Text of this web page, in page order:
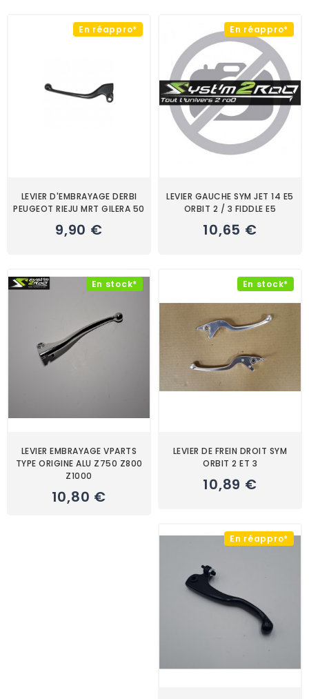
En réappro*
LEVIER D'EMBRAYAGE DERBI
PEUGEOT RIEJU MRT GILERA 50
9,90 €
En réappro*
LEVIER GAUCHE SYM JET 14 E5
ORBIT 2 / 3 FIDDLE E5
10,65 €
En stock*
LEVIER EMBRAYAGE VPARTS
TYPE ORIGINE ALU Z750 Z800
Z1000
10,80 €
En stock*
LEVIER DE FREIN DROIT SYM
ORBIT 2 ET 3
10,89 €
En réappro*